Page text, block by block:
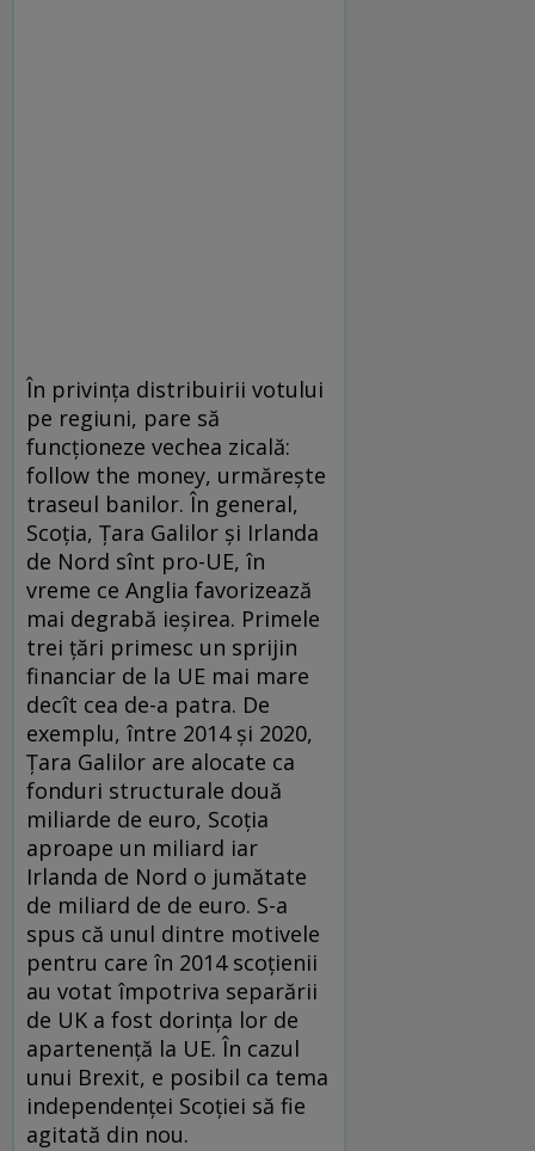
În privinţa distribuirii votului
pe regiuni, pare să
funcţioneze vechea zicală:
follow the money, urmăreşte
traseul banilor. În general,
Scoţia, Ţara Galilor şi Irlanda
de Nord sînt pro-UE, în
vreme ce Anglia favorizează
mai degrabă ieşirea. Primele
trei ţări primesc un sprijin
financiar de la UE mai mare
decît cea de-a patra. De
exemplu, între 2014 şi 2020,
Ţara Galilor are alocate ca
fonduri structurale două
miliarde de euro, Scoţia
aproape un miliard iar
Irlanda de Nord o jumătate
de miliard de de euro. S-a
spus că unul dintre motivele
pentru care în 2014 scoţienii
au votat împotriva separării
de UK a fost dorinţa lor de
apartenenţă la UE. În cazul
unui Brexit, e posibil ca tema
independenţei Scoţiei să fie
agitată din nou.